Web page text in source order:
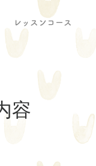
レッスンコース
容